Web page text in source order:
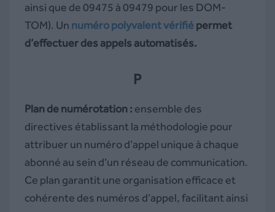
ainsi que de 09475 à 09479 pour les DOM-
TOM). Un numéro polyvalent vérifiépermet
d’effectuer des appels automatisés.
P
Plan de numérotation : ensemble des
directives établissant la méthodologie pour
attribuer un numéro d’appel unique à chaque
abonné au sein d’un réseau de communication.
Ce plan garantit une organisation efficace et
cohérente des numéros d’appel, facilitant ainsi